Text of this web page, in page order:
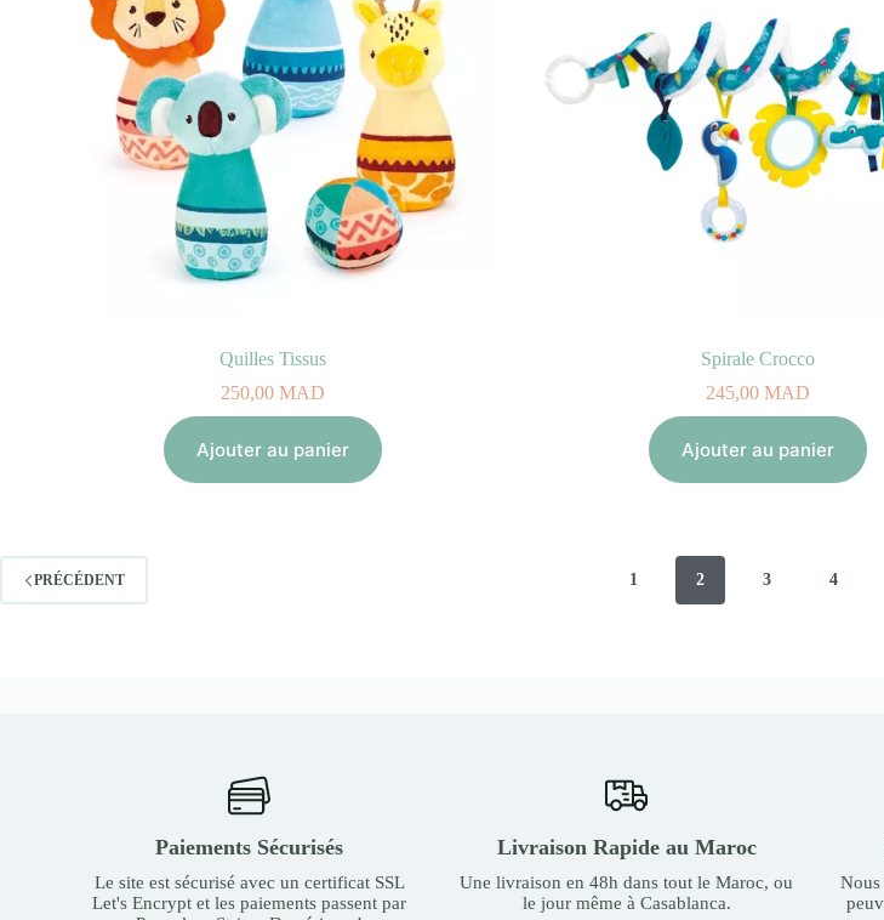
Quilles Tissus
250,00MAD
Ajouter au panier
Spirale Crocco
245,00MAD
Ajouter au panier
PRÉCÉDENT 1 2 3 4
Paiements Sécurisés
Le site est sécurisé avec un certificat SSL
Let's Encrypt et les paiements passent par
Livraison Rapide au Maroc
Une livraison en 48h dans tout le Maroc, ou
le jour même à Casablanca.
Nous